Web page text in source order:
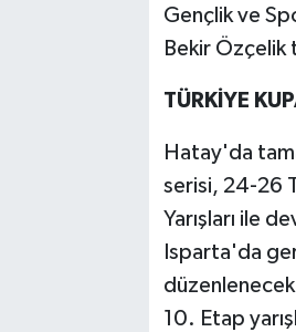
Gençlik ve
Bekir Özçelik
TÜRKİYE
Hatay'da
serisi, 24-26
Yarışları ile
Isparta'da
10. Etap